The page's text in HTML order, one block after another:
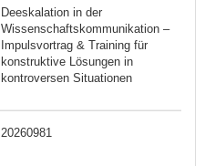
Deeskalation in der
Wissenschaftskommunikation –
Impulsvortrag & Training für
konstruktive Lösungen in
kontroversen Situationen
20260981